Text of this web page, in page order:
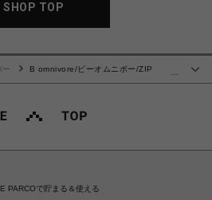
SHOP TOP
…
ー
B omnivore/ビーオムニボー/ZIP
PARCOで貯まる＆使える